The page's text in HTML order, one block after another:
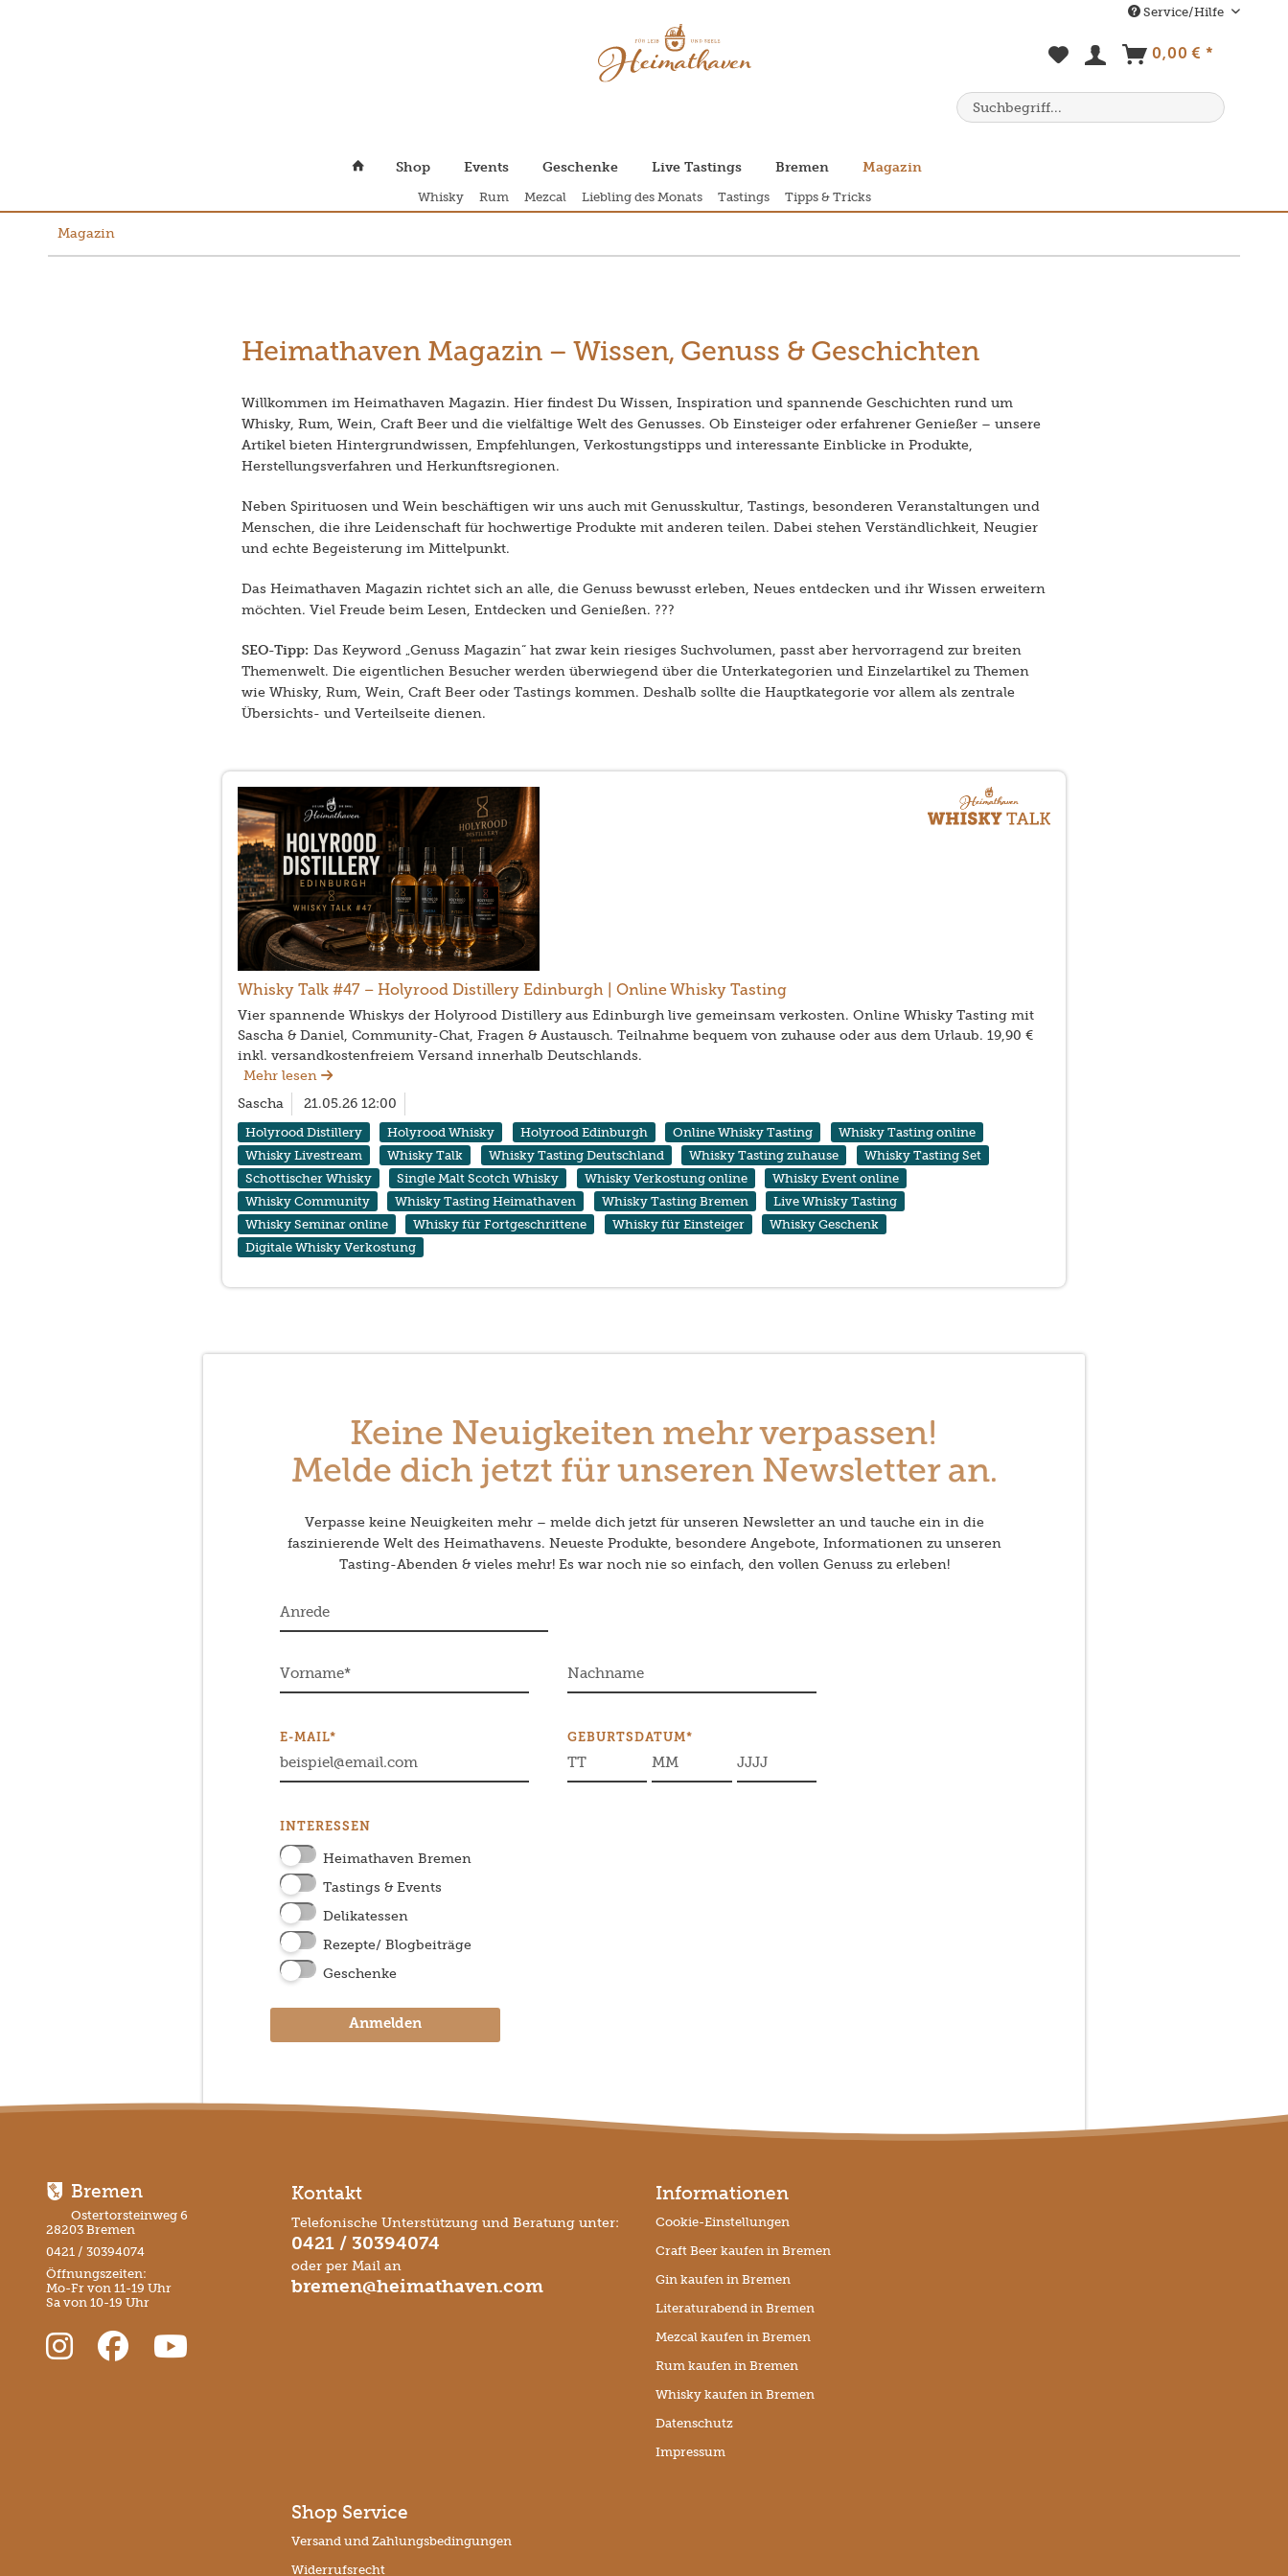
Service/Hilfe
0,00 € *
Shop Events Geschenke Live Tastings Bremen Magazin
Whisky Rum Mezcal Liebling des Monats Tastings Tipps & Tricks
Magazin
Heimathaven Magazin – Wissen, Genuss & Geschichten
Willkommen im Heimathaven Magazin. Hier findest Du Wissen, Inspiration und spannende Geschichten rund um
Whisky, Rum, Wein, Craft Beer und die vielfältige Welt des Genusses. Ob Einsteiger oder erfahrener Genießer – unsere
Artikel bieten Hintergrundwissen, Empfehlungen, Verkostungstipps und interessante Einblicke in Produkte,
Herstellungsverfahren und Herkunftsregionen.
Neben Spirituosen und Wein beschäftigen wir uns auch mit Genusskultur, Tastings, besonderen Veranstaltungen und
Menschen, die ihre Leidenschaft für hochwertige Produkte mit anderen teilen. Dabei stehen Verständlichkeit, Neugier
und echte Begeisterung im Mittelpunkt.
Das Heimathaven Magazin richtet sich an alle, die Genuss bewusst erleben, Neues entdecken und ihr Wissen erweitern
möchten. Viel Freude beim Lesen, Entdecken und Genießen. ???
SEO-Tipp: Das Keyword „Genuss Magazin“ hat zwar kein riesiges Suchvolumen, passt aber hervorragend zur breiten
Themenwelt. Die eigentlichen Besucher werden überwiegend über die Unterkategorien und Einzelartikel zu Themen
wie Whisky, Rum, Wein, Craft Beer oder Tastings kommen. Deshalb sollte die Hauptkategorie vor allem als zentrale
Übersichts- und Verteilseite dienen.
Whisky Talk #47 – Holyrood Distillery Edinburgh | Online Whisky Tasting
Vier spannende Whiskys der Holyrood Distillery aus Edinburgh live gemeinsam verkosten. Online Whisky Tasting mit
Sascha & Daniel, Community-Chat, Fragen & Austausch. Teilnahme bequem von zuhause oder aus dem Urlaub. 19,90 €
inkl. versandkostenfreiem Versand innerhalb Deutschlands.
Mehr lesen
Sascha
21.05.26 12:00
Holyrood Distillery Holyrood Whisky Holyrood Edinburgh Online Whisky Tasting
Whisky Tasting online
Whisky Livestream
Whisky Talk Whisky Tasting Deutschland Whisky Tasting zuhause
Whisky Tasting Set
Schottischer Whisky
Single Malt Scotch Whisky Whisky Verkostung online
Whisky Event online
Whisky Community
Whisky Tasting Heimathaven Whisky Tasting Bremen
Live Whisky Tasting
Whisky Seminar online
Whisky für Fortgeschrittene Whisky für Einsteiger
Whisky Geschenk
Digitale Whisky Verkostung
Keine Neuigkeiten mehr verpassen!
Melde dich jetzt für unseren Newsletter an.
Verpasse keine Neuigkeiten mehr – melde dich jetzt für unseren Newsletter an und tauche ein in die
faszinierende Welt des Heimathavens. Neueste Produkte, besondere Angebote, Informationen zu unseren
Tasting-Abenden & vieles mehr! Es war noch nie so einfach, den vollen Genuss zu erleben!
E-MAIL* GEBURTSDATUM*
INTERESSEN
Heimathaven Bremen
Tastings & Events
Delikatessen
Rezepte/ Blogbeiträge
Geschenke
Anmelden
Bremen
Ostertorsteinweg 6
28203 Bremen
0421 / 30394074
Öffnungszeiten:
Mo-Fr von 11-19 Uhr
Sa von 10-19 Uhr
Kontakt
Telefonische Unterstützung und Beratung unter:
0421 / 30394074
oder per Mail an
bremen@heimathaven.com
Informationen
Cookie-Einstellungen
Craft Beer kaufen in Bremen
Gin kaufen in Bremen
Literaturabend in Bremen
Mezcal kaufen in Bremen
Rum kaufen in Bremen
Whisky kaufen in Bremen
Datenschutz
Impressum
Shop Service
Versand und Zahlungsbedingungen
Widerrufsrecht